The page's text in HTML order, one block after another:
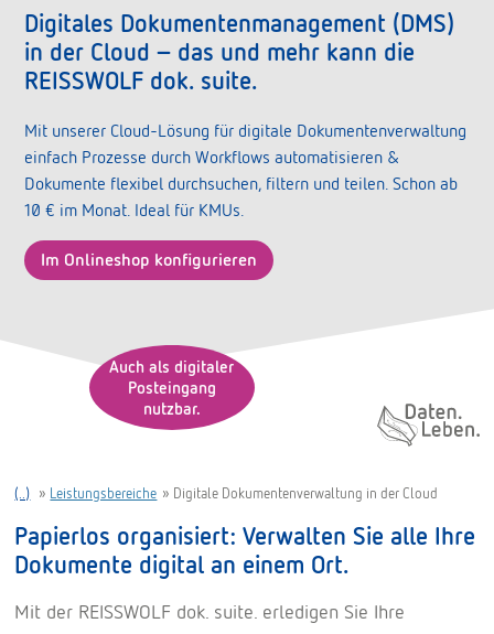
Digitales Dokumentenmanagement (DMS)
in der Cloud – das und mehr kann die
REISSWOLF dok. suite.
Mit unserer Cloud-Lösung für digitale Dokumentenverwaltung
einfach Prozesse durch Workflows automatisieren &
Dokumente flexibel durchsuchen, filtern und teilen. Schon ab
10 € im Monat. Ideal für KMUs.
Im Onlineshop konfigurieren
Auch als digitaler
Posteingang
nutzbar.
Daten. Leben.
(..) » Leistungsbereiche » Digitale Dokumentenverwaltung in der Cloud
Papierlos organisiert: Verwalten Sie alle Ihre
Dokumente digital an einem Ort.
Mit der REISSWOLF dok. suite. erledigen Sie Ihre